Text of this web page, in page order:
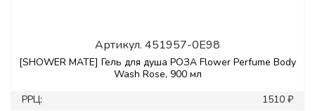
Артикул. 451957-0E98
[SHOWER MATE] Гель для душа РОЗА Flower Perfume Body
Wash Rose, 900 мл
РРЦ:
1510 ₽